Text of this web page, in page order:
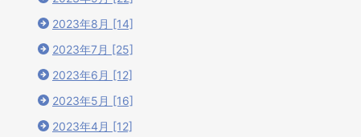
2023年8月 [14]
2023年7月 [25]
2023年6月 [12]
2023年5月 [16]
2023年4月 [12]